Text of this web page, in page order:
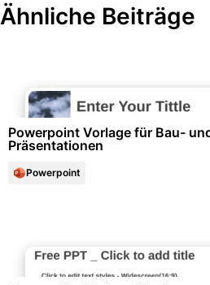
Ähnliche Beiträge
Powerpoint Vorlage für Bau-
Präsentationen
Powerpoint